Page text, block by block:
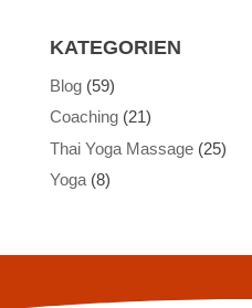
KATEGORIEN
Blog(59)
Coaching(21)
Thai Yoga Massage(25)
Yoga(8)